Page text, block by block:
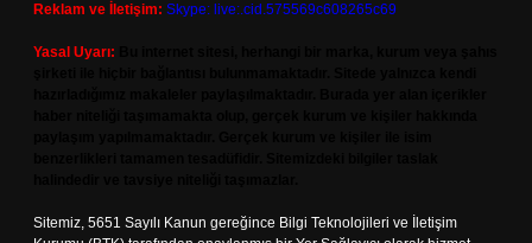
Reklam ve İletişim: Skype: live:.cid.575569c608265c69
Yasal Uyarı:
Sitemiz, 5651 Sayılı Kanun gereğince Bilgi Teknolojileri ve İletişim